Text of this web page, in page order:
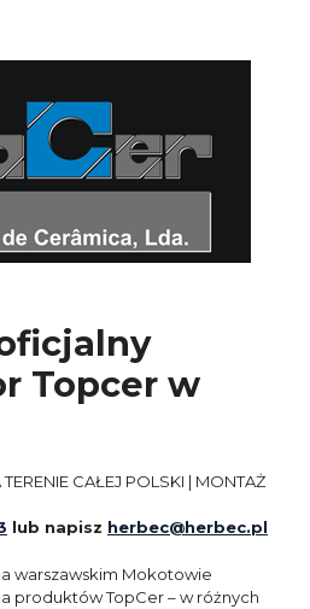
oficjalny
Topcer w
CAŁEJ POLSKI | MONTAŻ
lub napisz herbec@herbec.pl
warszawskim Mokotowie
produktów TopCer – w różnych